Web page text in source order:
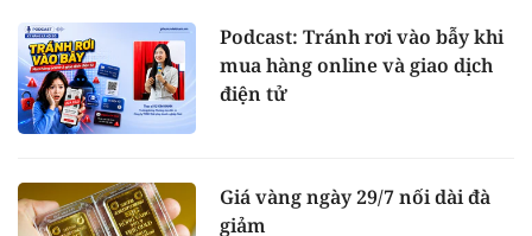
Podcast: Tránh rơi vào bẫy khi
mua hàng online và giao dịch
điện tử
Giá vàng ngày 29/7 nối dài đà
giảm